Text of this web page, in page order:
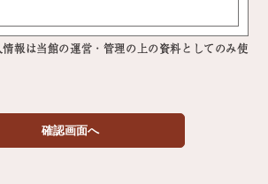
報は当館の運営・管理の上の資料としてのみ使